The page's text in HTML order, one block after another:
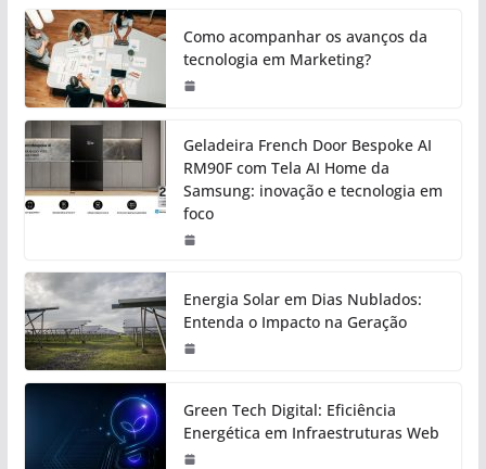
Como acompanhar os avanços da
tecnologia em Marketing?
Geladeira French Door Bespoke AI
RM90F com Tela AI Home da
Samsung: inovação e tecnologia em
foco
Energia Solar em Dias Nublados:
Entenda o Impacto na Geração
Green Tech Digital: Eficiência
Energética em Infraestruturas Web